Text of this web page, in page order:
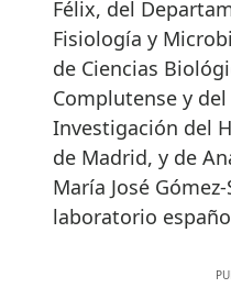
Félix, del
Fisiología y
de Ciencias
Complutense y
Investigación del
de Madrid, y de
María José
laboratorio